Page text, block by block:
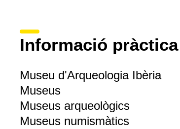
Informació pràctica
Museu d'Arqueologia Ibèria
Museus
Museus arqueològics
Museus numismàtics